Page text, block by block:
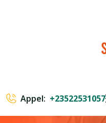
Appel: +23522531057